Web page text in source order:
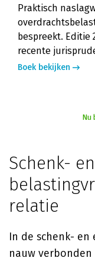
Praktisch
bespreekt. Editie
recente
Boek bekijken
Nu
Schenk-
relatie
In de schenk-
nauw